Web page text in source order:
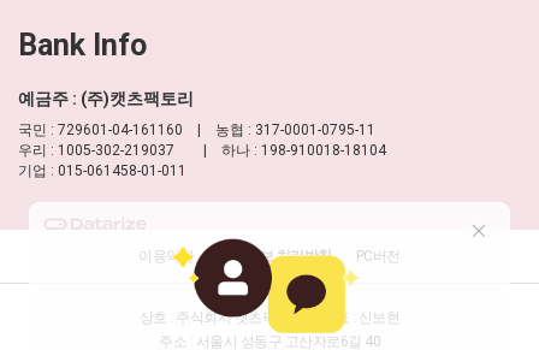
Bank Info
예금주 : (주)캣츠팩토리
국민 : 729601-04-161160 | 농협 : 317-0001-0795-11
우리 : 1005-302-219037 | 하나 : 198-910018-18104
기업 : 015-061458-01-011
이용약관 개인정보 처리방침 PC버전
상호 : 주식회사 캣츠팩토리
대표 : 신보현
주소 : 서울시 성동구 고산자로6길 40